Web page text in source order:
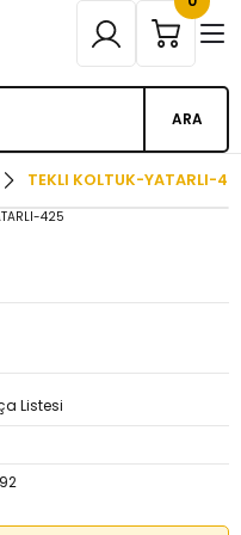
ARA
TEKLI KOLTUK-YATARLI-
Listesi